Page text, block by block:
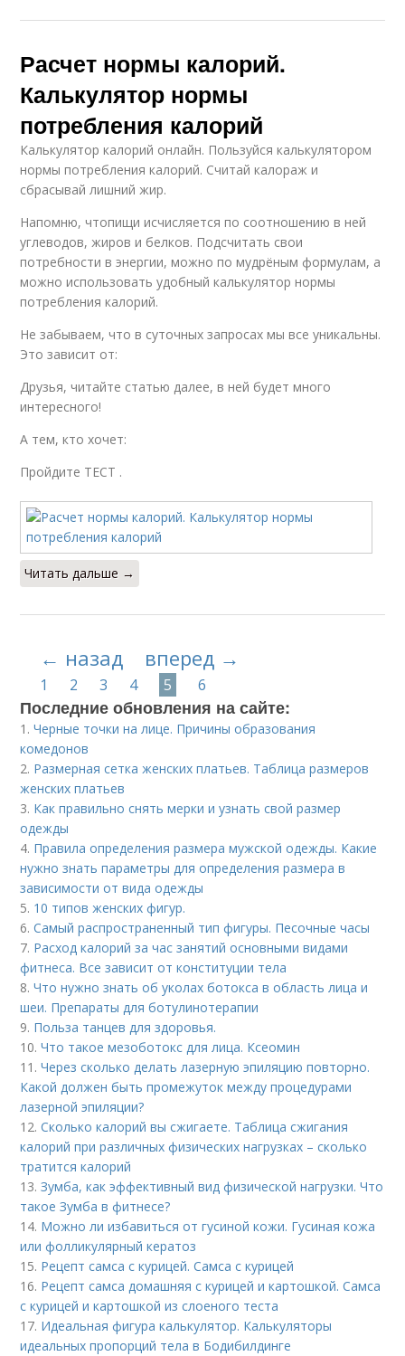
Расчет нормы калорий.
Калькулятор нормы
потребления калорий
Калькулятор калорий онлайн. Пользуйся калькулятором
нормы потребления калорий. Считай калораж и
сбрасывай лишний жир.
Напомню, чтопищи исчисляется по соотношению в ней
углеводов, жиров и белков. Подсчитать свои
потребности в энергии, можно по мудрёным формулам, а
можно использовать удобный калькулятор нормы
потребления калорий.
Не забываем, что в суточных запросах мы все уникальны.
Это зависит от:
Друзья, читайте статью далее, в ней будет много
интересного!
А тем, кто хочет:
Пройдите ТЕСТ .
Читать дальше →
← назад вперед →
1 2 3 4 5 6
Последние обновления на сайте:
1.Черные точки на лице. Причины образования
комедонов
2. Размерная сетка женских платьев. Таблица размеров
женских платьев
3. Как правильно снять мерки и узнать свой размер
одежды
4. Правила определения размера мужской одежды. Какие
нужно знать параметры для определения размера в
зависимости от вида одежды
5. 10 типов женских фигур.
6.Самый распространенный тип фигуры. Песочные часы
7. Расход калорий за час занятий основными видами
фитнеса. Все зависит от конституции тела
8.Что нужно знать об уколах ботокса в область лица и
шеи. Препараты для ботулинотерапии
9. Польза танцев для здоровья.
10.Что такое мезоботокс для лица. Ксеомин
11.Через сколько делать лазерную эпиляцию повторно.
Какой должен быть промежуток между процедурами
лазерной эпиляции?
12.Сколько калорий вы сжигаете. Таблица сжигания
калорий при различных физических нагрузках – сколько
тратится калорий
13.Зумба, как эффективный вид физической нагрузки. Что
такое Зумба в фитнесе?
14. Можно ли избавиться от гусиной кожи. Гусиная кожа
или фолликулярный кератоз
15. Рецепт самса с курицей. Самса с курицей
16. Рецепт самса домашняя с курицей и картошкой. Самса
с курицей и картошкой из слоеного теста
17. Идеальная фигура калькулятор. Калькуляторы
идеальных пропорций тела в Бодибилдинге